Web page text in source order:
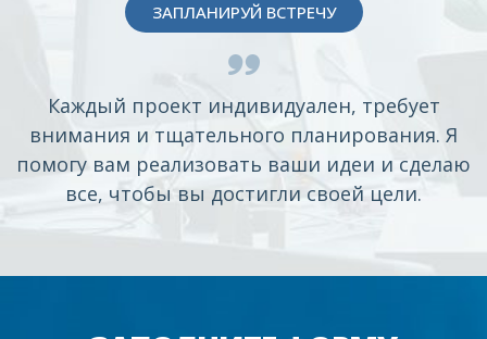
ЗАПЛАНИРУЙ ВСТРЕЧУ
Каждый проект индивидуален, требует
внимания и тщательного планирования. Я
помогу вам реализовать ваши идеи и сделаю
все, чтобы вы достигли своей цели.